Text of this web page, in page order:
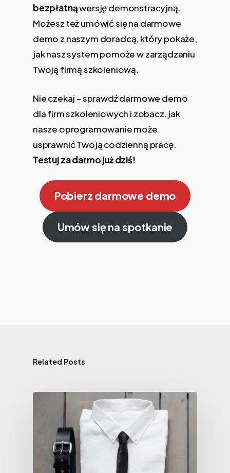
bezpłatnąwersję demonstracyjną.
Możesz też umówić się na darmowe
demo z naszym doradcą, który pokaże,
jak nasz system pomoże w zarządzaniu
Twoją firmą szkoleniową.
Nie czekaj – sprawdź darmowe demo
dla firm szkoleniowych i zobacz, jak
nasze oprogramowanie może
usprawnić Twoją codzienną pracę.
Testuj za darmo już dziś!
Pobierz darmowe demo
Umów się na spotkanie
Related Posts